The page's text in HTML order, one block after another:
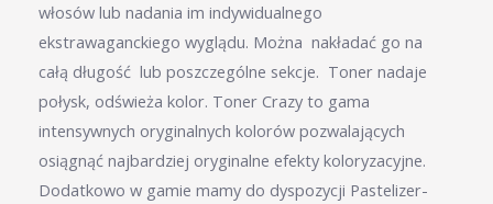
włosów lub nadania im indywidualnego
ekstrawaganckiego wyglądu. Można nakładać go na
całą długość lub poszczególne sekcje. Toner nadaje
połysk, odświeża kolor. Toner Crazy to gama
intensywnych oryginalnych kolorów pozwalających
osiągnąć najbardziej oryginalne efekty koloryzacyjne.
Dodatkowo w gamie mamy do dyspozycji Pastelizer-